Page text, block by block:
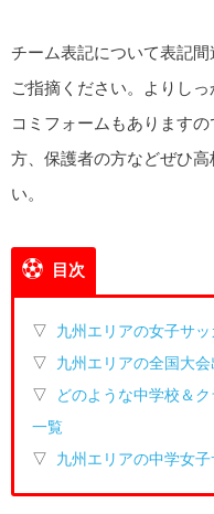
チーム表記について表記
ご指摘ください。よりし
コミフォームもあります
方、保護者の方などぜひ
い。
目次
▽ 九州エリアの女子サッ
▽ 九州エリアの全国大
▽
どのような中学校＆
一覧
▽ 九州エリアの中学女